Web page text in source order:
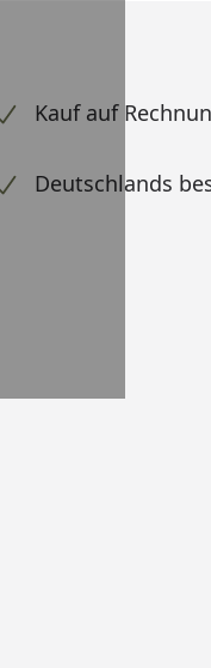
Kauf auf
Deutschlands